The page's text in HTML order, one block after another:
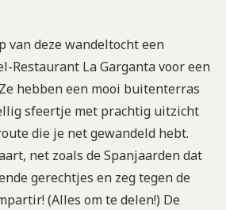
van deze wandeltocht een
Restaurant La Garganta voor een
hebben een mooi buitenterras
sfeertje met prachtig uitzicht
die je net gewandeld hebt.
net zoals de Spanjaarden dat
gerechtjes en zeg tegen de
(Alles om te delen!) De